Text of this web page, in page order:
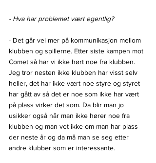
- Hva har problemet vært egentlig?
- Det går vel mer på kommunikasjon mellom
klubben og spillerne. Etter siste kampen mot
Comet så har vi ikke hørt noe fra klubben.
Jeg tror nesten ikke klubben har visst selv
heller, det har ikke vært noe styre og styret
har gått av så det er noe som ikke har vært
på plass virker det som. Da blir man jo
usikker også når man ikke hører noe fra
klubben og man vet ikke om man har plass
der neste år og da må man se seg etter
andre klubber som er interessante.